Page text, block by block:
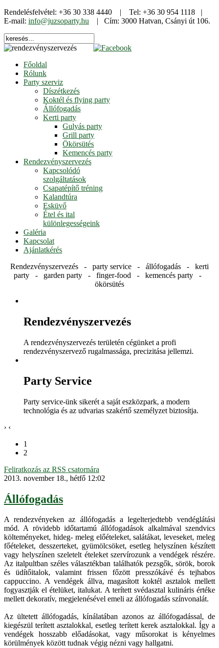
Rendelésfelvétel: +36 30 338 4440 | Tel: +36 30 954 1118 |
E-mail: info@juzsoparty.hu | Cím: 3000 Hatvan, Csányi út 106.
Főoldal
Rólunk
Party szerviz
Díszétkezés
Koktél és flying party
Állófogadás
Kerti party
Gulyás party
Grill party
Ökörsütés
Kemencés party
Rendezvényszervezés
Kapcsolódó
szolgáltatások
Csapatépítő tréning
Kalandtúra
Esküvő
Étel és ital
különlegességeink
Galéria
Kapcsolat
Ajánlatkérés
Rendezvényszervezés - party service - állófogadás - kerti
party - garden party - finger-food - kemencés party -
ökörsütés
Rendezvényszervezés
A rendezvényszervezés területén cégünket a profi
rendezvényszervező rugalmassága, precizitása jellemzi.
Party Service
Party service-ünk sikerét a saját eszközpark, a modern
technológia és az udvarias szakértő személyzet biztosítja.
› ‹
1
2
Feliratkozás az RSS csatornára
2013. november 18., hétfő 12:02
Állófogadás
A rendezvényeken az állófogadás a legelterjedtebb vendéglátási
mód. A rövidebb időtartamú állófogadások alkalmával szendvics
költeményeket, hideg- meleg előételeket, salátákat, leveseket, meleg
főételeket, desszerteket, gyümölcsöket, esetleg helyszínen készített
vagy helyszínen szeletelt ételeket szervírozunk a vendégek részére.
Az italpultban széles választékban találhatók pezsgők, sörök, borok
és üdítőitalok, valamint frissen főzött presszókávé és tejhabos
cappuccino. A vendégek állva, magasított koktél asztalok mellett
fogyasztják el ételüket, italukat. A terített svédasztal kulináris értéke
mellett dekoratív, megjelenésével emeli az állófogadás színvonalát.
Az ültetett állófogadás, kínálatában azonos az állófogadással, de
kiegészül terített asztalokkal, esetleg terített kerek asztalokkal. Így a
vendégek hosszabb előadásokat, vagy műsorokat is kényelmes
körülmények között tudnak végig nézni vagy hallgatni.